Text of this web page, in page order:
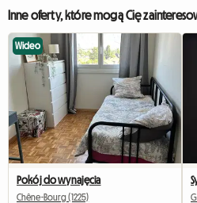
Inne oferty, które mogą Cię
Wideo
Pokój do wynajęcia
Chêne-Bourg (1225)